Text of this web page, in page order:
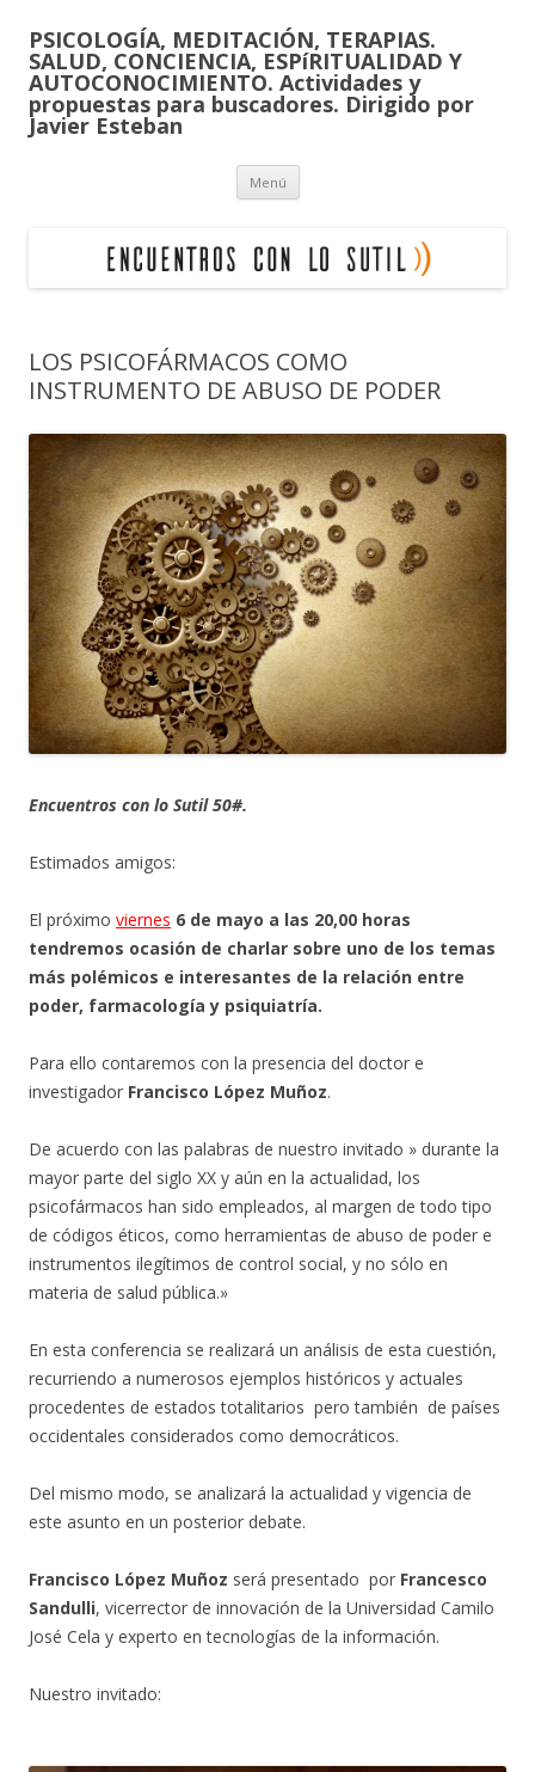
PSICOLOGÍA, MEDITACIÓN, TERAPIAS.
SALUD, CONCIENCIA, ESPíRITUALIDAD Y
AUTOCONOCIMIENTO. Actividades y
propuestas para buscadores. Dirigido por
Javier Esteban
Menú Saltar
contenido
LOS PSICOFÁRMACOS COMO
INSTRUMENTO DE ABUSO DE PODER
Encuentros con lo Sutil 50#.
Estimados amigos:
El próximo viernes 6 de mayo a las 20,00 horas
tendremos ocasión de charlar sobre uno de los temas
más polémicos e interesantes de la relación entre
poder, farmacología y psiquiatría.
Para ello contaremos con la presencia del doctor e
investigador Francisco López Muñoz.
De acuerdo con las palabras de nuestro invitado » durante la
mayor parte del siglo XX y aún en la actualidad, los
psicofármacos han sido empleados, al margen de todo tipo
de códigos éticos, como herramientas de abuso de poder e
instrumentos ilegítimos de control social, y no sólo en
materia de salud pública.»
En esta conferencia se realizará un análisis de esta cuestión,
recurriendo a numerosos ejemplos históricos y actuales
procedentes de estados totalitarios pero también de países
occidentales considerados como democráticos.
Del mismo modo, se analizará la actualidad y vigencia de
este asunto en un posterior debate.
Francisco López Muñoz será presentado por Francesco
Sandulli, vicerrector de innovación de la Universidad Camilo
José Cela y experto en tecnologías de la información.
Nuestro invitado: